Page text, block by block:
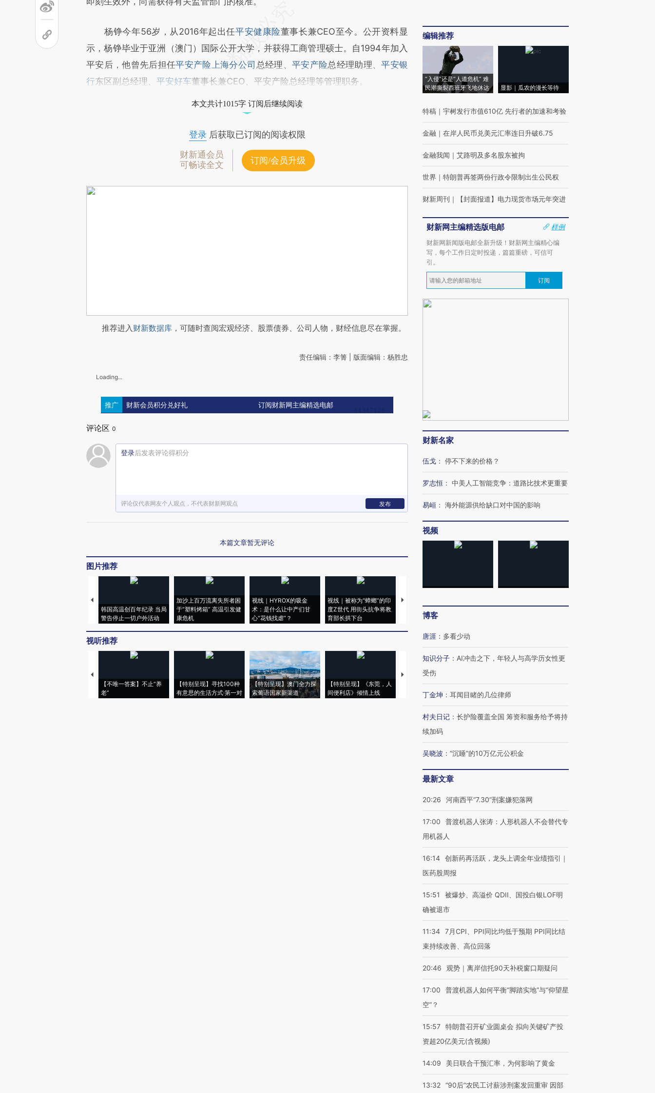
杨铮今年56岁，从2016年起出任平安健康险董事长兼CEO至今。公开资料显
示，杨铮毕业于亚洲（澳门）国际公开大学，并获得工商管理硕士。自1994年加入
平安后，他曾先后担任平安产险上海分公司 总经理、 平安产险总经理助理、平安银
行东区副总经理、 平安好车董事长兼CEO、平安产险总经理等管理职务。
本文共计1015字 订阅后继续阅读
登录后获取已订阅的阅读权限
财新通会员
可畅读全文
订阅/会员升级
推荐进入财新数据库 ，可随时查阅宏观经济、股票债券、公司人物，财经信息尽在掌握。
责任编辑：李箐 | 版面编辑：杨胜忠
Loading...
推广 财新会员积分兑好礼 订阅财新网主编精选电邮
评论区 0
登录后发表评论得积分
评论仅代表网友个人观点，不代表财新网观点 发布
本篇文章暂无评论
图片推荐
韩国高温创百年纪录 当局
警告停止一切户外活动
加沙上百万流离失所者困
于“塑料烤箱” 高温引发健
康危机
视线｜HYROX的吸金
术：是什么让中产们甘
心“花钱找虐”？
视线｜被称为“蟑螂”的印
度Z世代 用街头抗争将教
育部长拱下台
视线｜“入侵”还是“人道危
机”？难民潮撕裂西班牙
飞地休达
视听推荐
【不唯一答案】不止“养
老”
【特别呈现】寻找100种
有意思的生活方式·第一对
【特别呈现】澳门全力探
索葡语国家新渠道
【特别呈现】《东莞，人
间便利店》倾情上线
【推广】走进第四届链博
会，让数智科技“链”接产
【特别呈现】寻找100种
有意思的生活方式·第三对
CFO：不靠规模取胜，华
编辑推荐
“入侵”还是“人道危机” 难
民潮撕裂西班牙飞地休达
显影｜瓜农的漫长等待
特稿 ｜ 宇树发行市值610亿 先行者的加速和考验
金融 ｜ 在岸人民币兑美元汇率连日升破6.75
金融我闻 ｜ 艾路明及多名股东被拘
世界 ｜ 特朗普再签两份行政令限制出生公民权
财新周刊 ｜ 【封面报道】电力现货市场元年突进
财新网主编精选版电邮
样例
财新网新闻版电邮全新升级！财新网主编精心编
写，每个工作日定时投递，篇篇重磅，可信可
引。
订阅
财新名家
伍戈 ： 停不下来的价格？
罗志恒 ： 中美人工智能竞争：道路比技术更重要
易峘 ： 海外能源供给缺口对中国的影响
视频
博客
唐涯 ： 多看少动
知识分子 ： AI冲击之下，年轻人与高学历女性更
受伤
丁金坤 ： 耳闻目睹的几位律师
村夫日记 ： 长护险覆盖全国 筹资和服务给予将持
续加码
吴晓波 ： “沉睡”的10万亿元公积金
最新文章
20:26 河南西平“7.30”刑案嫌犯落网
17:00
普渡机器人张涛：人形机器人不会替代专
用机器人
16:14 创新药再活跃，龙头上调全年业绩指引｜
医药股周报
15:51
被爆炒、高溢价 QDII、国投白银LOF明
确被退市
11:34 7月CPI、PPI同比均低于预期 PPI同比结
束持续改善、高位回落
20:46 观势｜离岸信托90天补税窗口期疑问
17:00
普渡机器人如何平衡“脚踏实地”与“仰望星
空”？
15:57 特朗普召开矿业圆桌会 拟向关键矿产投
资超20亿美元(含视频)
14:09 美日联合干预汇率，为何影响了黄金
13:32 “90后”农民工讨薪涉刑案发回重审 因部